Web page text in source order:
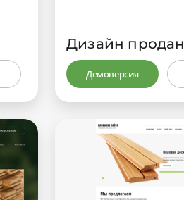
Дизайн продан
Демоверсия